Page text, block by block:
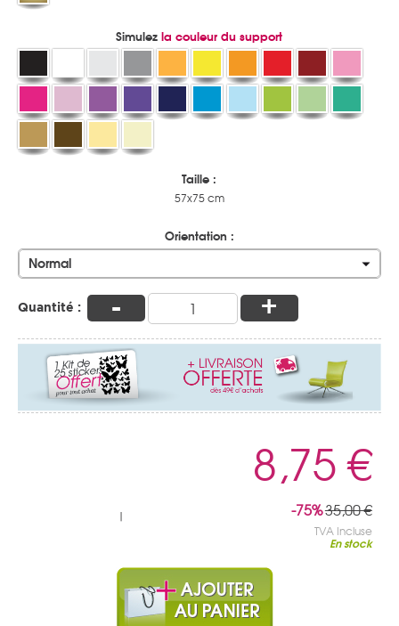
Simulezla couleur du support
Taille :
57x75 cm
Orientation :
Normal
Quantité : - +
8,75 €
-75%35,00 €
TVA Incluse
En stock
|